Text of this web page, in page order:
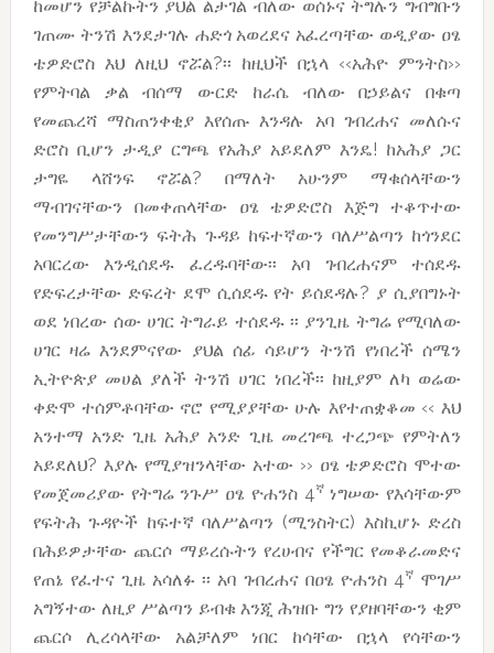
ከመሆን የቻልኩትን ያህል ልታገል ብለው ወሰኑና ትግሉን ግብግቡን
ገጠሙ ትንሽ እንደታገሉ ሐድጎ አወረደና አፈረጣቸው ወዲያው ዐፄ
ቴዎድሮስ እህ ለዚህ ኖሯል?፡፡ ከዚህች በኋላ ‹‹አሕዮ ምንትስ››
የምትባል ቃል ብሰማ ውርድ ከራሴ ብለው በኃይልና በቁጣ
የመጨረሻ ማስጠንቀቂያ እየሰጡ እንዳሉ አባ ገብረሐና መለሱና
ድሮስ ቢሆን ታዲያ ርግጫ የአሕያ አይደለም እንዴ! ከአሕያ ጋር
ታግዬ ላሸንፍ ኖሯል? በማለት አሁንም ማቁሰላቸውን
ማብገናቸውን በመቀጠላቸው ዐፄ ቴዎድሮስ እጅግ ተቆጥተው
የመንግሥታቸውን ፍትሕ ጉዳይ ከፍተኛውን ባለሥልጣን ከጎንደር
አባርረው እንዲሰደዱ ፈረዱባቸው፡፡ አባ ገብረሐናም ተሰደዱ
የድፍረታቸው ድፍረት ደሞ ሲሰደዱ የት ይሰደዳሉ? ያ ሲያበግኑት
ወደ ነበረው ሰው ሀገር ትግራይ ተሰደዱ ፡፡ ያንጊዜ ትግሬ የሚባለው
ሀገር ዛሬ እንደምናየው ያህል ሰፊ ሳይሆን ትንሽ የነበረች ሰሜን
ኢትዮጵያ መሀል ያለች ትንሽ ሀገር ነበረች፡፡ ከዚያም ለካ ወሬው
ቀድሞ ተሰምቶባቸው ኖሮ የሚያያቸው ሁሉ እየተጠቋቆመ ‹‹ እህ
አንተማ አንድ ጊዜ አሕያ አንድ ጊዜ መረገጫ ተረጋጭ የምትለን
አይደለህ? እያሉ የሚያዝንላቸው አተው ›› ዐፄ ቴዎድሮስ ሞተው
የመጀመሪያው የትግሬ ንጉሥ ዐፄ ዮሐንስ 4ኛነግሠው የእሳቸውም
የፍትሕ ጉዳዮች ከፍተኛ ባለሥልጣን (ሚንስትር) እስኪሆኑ ድረስ
በሕይዎታቸው ጨርሶ ማይረሱትን የረሀብና የችግር የመቆራመድና
የጠኔ የፈተና ጊዜ አሳለፉ ፡፡ አባ ገብረሐና በዐፄ ዮሐንስ 4ኛሞገሥ
አግኝተው ለዚያ ሥልጣን ይብቁ እንጂ ሕዝቡ ግን የያዘባቸውን ቂም
ጨርሶ ሊረሳላቸው አልቻለም ነበር ከሳቸው በኋላ የሳቸውን